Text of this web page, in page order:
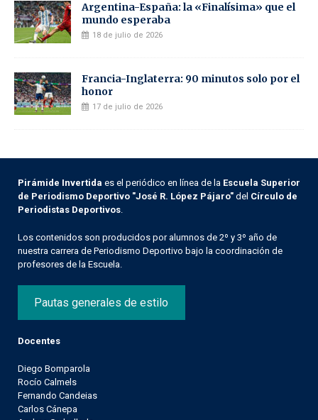
Argentina-España: la «Finalísima» que el
mundo esperaba
18 de julio de 2026
Francia-Inglaterra: 90 minutos solo por el
honor
17 de julio de 2026
Pirámide Invertida es el periódico en línea de la Escuela Superior
de Periodismo Deportivo "José R. López Pájaro" del Círculo de
Periodistas Deportivos.
Los contenidos son producidos por alumnos de 2º y 3º año de
nuestra carrera de Periodismo Deportivo bajo la coordinación de
profesores de la Escuela.
Pautas generales de estilo
Docentes
Diego Bomparola
Rocío Calmels
Fernando Candeias
Carlos Cánepa